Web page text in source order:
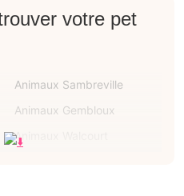
votre pet
Animaux Sambreville
Animaux Gembloux
Animaux Walcourt